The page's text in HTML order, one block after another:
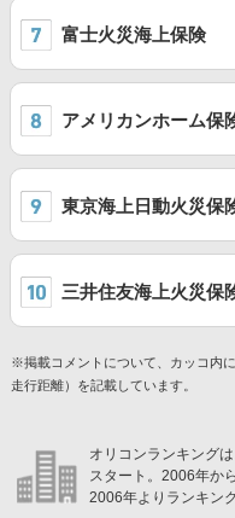
富士火災海上保険
アメリカンホーム保
東京海上日動火災保
三井住友海上火災保
※掲載コメントについて、カッコ内
走行距離）を記載しています。
オリコンランキング
スタート。2006年か
2006年よりランキン